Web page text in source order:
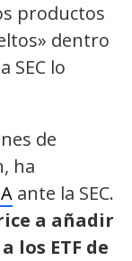
productos
dentro
SEC lo
de
ha
ante la SEC.
a añadir
los ETF de